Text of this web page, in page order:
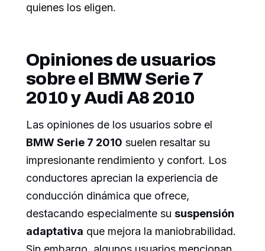
quienes los eligen.
Opiniones de usuarios
sobre el BMW Serie 7
2010 y Audi A8 2010
Las opiniones de los usuarios sobre el
BMW Serie 7 2010 suelen resaltar su
impresionante rendimiento y confort. Los
conductores aprecian la experiencia de
conducción dinámica que ofrece,
destacando especialmente su suspensión
adaptativa que mejora la maniobrabilidad.